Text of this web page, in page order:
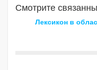
Смотрите
Лексикон в